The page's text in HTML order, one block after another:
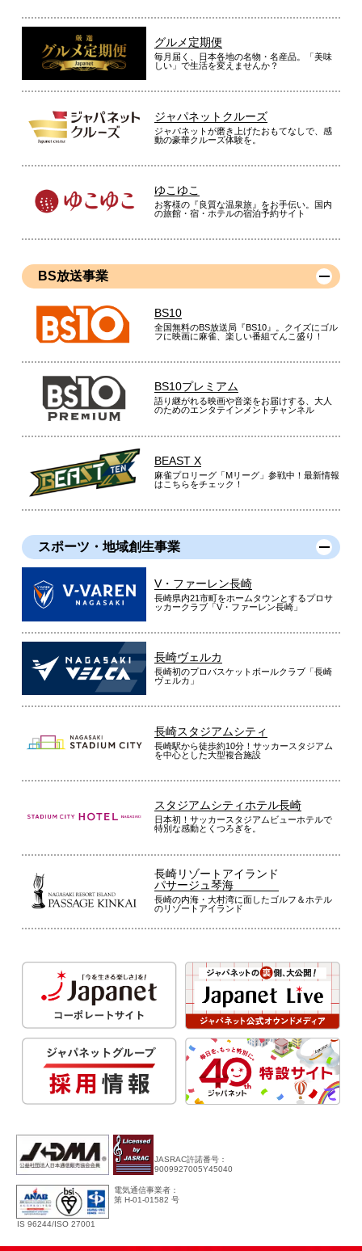
グルメ定期便
毎月届く、日本各地の名物・名産品。「美味
しい」で生活を変えませんか？
ジャパネットクルーズ
ジャパネットが磨き上げたおもてなしで、感
動の豪華クルーズ体験を。
ゆこゆこ
お客様の『良質な温泉旅』をお手伝い。国内
の旅館・宿・ホテルの宿泊予約サイト
BS放送事業
BS10
全国無料のBS放送局『BS10』。クイズにゴル
フに映画に麻雀、楽しい番組てんこ盛り！
BS10プレミアム
語り継がれる映画や音楽をお届けする、大人
のためのエンタテインメントチャンネル
BEAST X
麻雀プロリーグ「Mリーグ」参戦中！最新情報
はこちらをチェック！
スポーツ・地域創生事業
V・ファーレン長崎
長崎県内21市町をホームタウンとするプロサ
ッカークラブ「V・ファーレン長崎」
長崎ヴェルカ
長崎初のプロバスケットボールクラブ「長崎
ヴェルカ」
長崎スタジアムシティ
長崎駅から徒歩約10分！サッカースタジアム
を中心とした大型複合施設
スタジアムシティホテル長崎
日本初！サッカースタジアムビューホテルで
特別な感動とくつろぎを。
長崎リゾートアイランド
パサージュ琴海
長崎の内海・大村湾に面したゴルフ＆ホテル
のリゾートアイランド
JASRAC許諾番号：
9009927005Y45040
IS 96244/ISO 27001
電気通信事業者：
第 H-01-01582 号